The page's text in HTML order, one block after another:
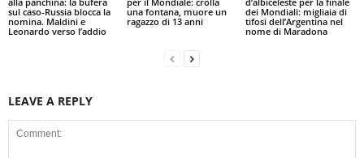
sul caso-Russia blocca la
nomina. Maldini e
Leonardo verso l’addio
una fontana, muore un
ragazzo di 13 anni
dei Mondiali: migliaia di
tifosi dell’Argentina nel
nome di Maradona
LEAVE A REPLY